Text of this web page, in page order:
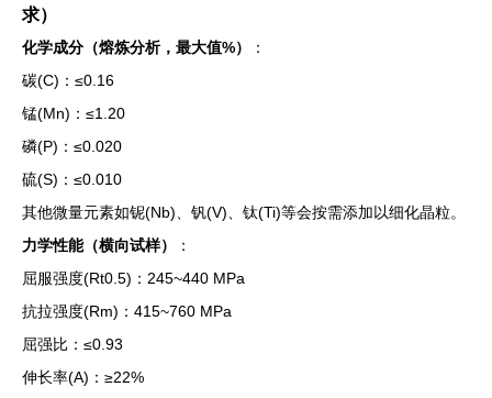
求）
化学成分（熔炼分析，最大值%）
：
碳(C)：≤0.16
锰(Mn)：≤1.20
磷(P)：≤0.020
硫(S)：≤0.010
其他微量元素如铌(Nb)、钒(V)、钛(Ti)等会按需添加以细化晶粒。
力学性能（横向试样）
：
屈服强度(Rt0.5)：245~440 MPa
抗拉强度(Rm)：415~760 MPa
屈强比：≤0.93
伸长率(A)：≥22%